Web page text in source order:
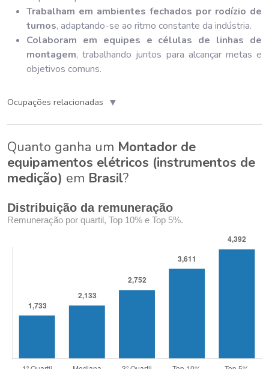
Trabalham em ambientes fechados por rodízio de
turnos, adaptando-se ao ritmo constante da indústria.
Colaboram em equipes e células de linhas de
montagem, trabalhando juntos para alcançar metas e
objetivos comuns.
Ocupações relacionadas ▼
Quanto ganha um Montador de
equipamentos elétricos (instrumentos de
medição) em Brasil?
Distribuição da remuneração
Remuneração por quartil, Top 10% e Top 5%.